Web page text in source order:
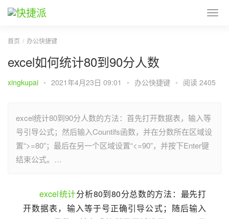
首页 办公快捷键
excel如何统计80到90分人数
xingkupai • 2021年4月23日 09:01 • 办公快捷键 • 阅读 2405
excel统计80到90分人数的方法：首先打开数据表，输入等
号引导公式；然后输入Countifs函数，并在分数所在区域设
置“>=80”；最后在另一个区域设置“<=90”，并按下Enter键
结束公式。…
excel统计分析80到80分总数的方法：最先打
开数据表，输入等于号正确引导公式；随后输入